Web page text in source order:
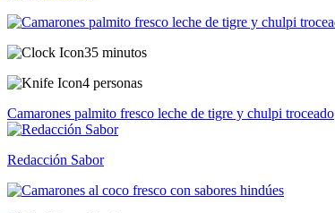
35 minutos
4 personas
Camarones palmito fresco leche de tigre y chulpi troceado
Redacción Sabor